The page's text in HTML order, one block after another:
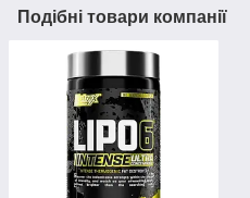
Подібні товари компанії